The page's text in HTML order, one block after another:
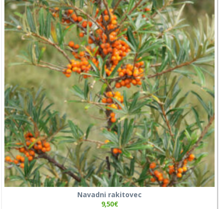
Navadni rakitovec
9,50€